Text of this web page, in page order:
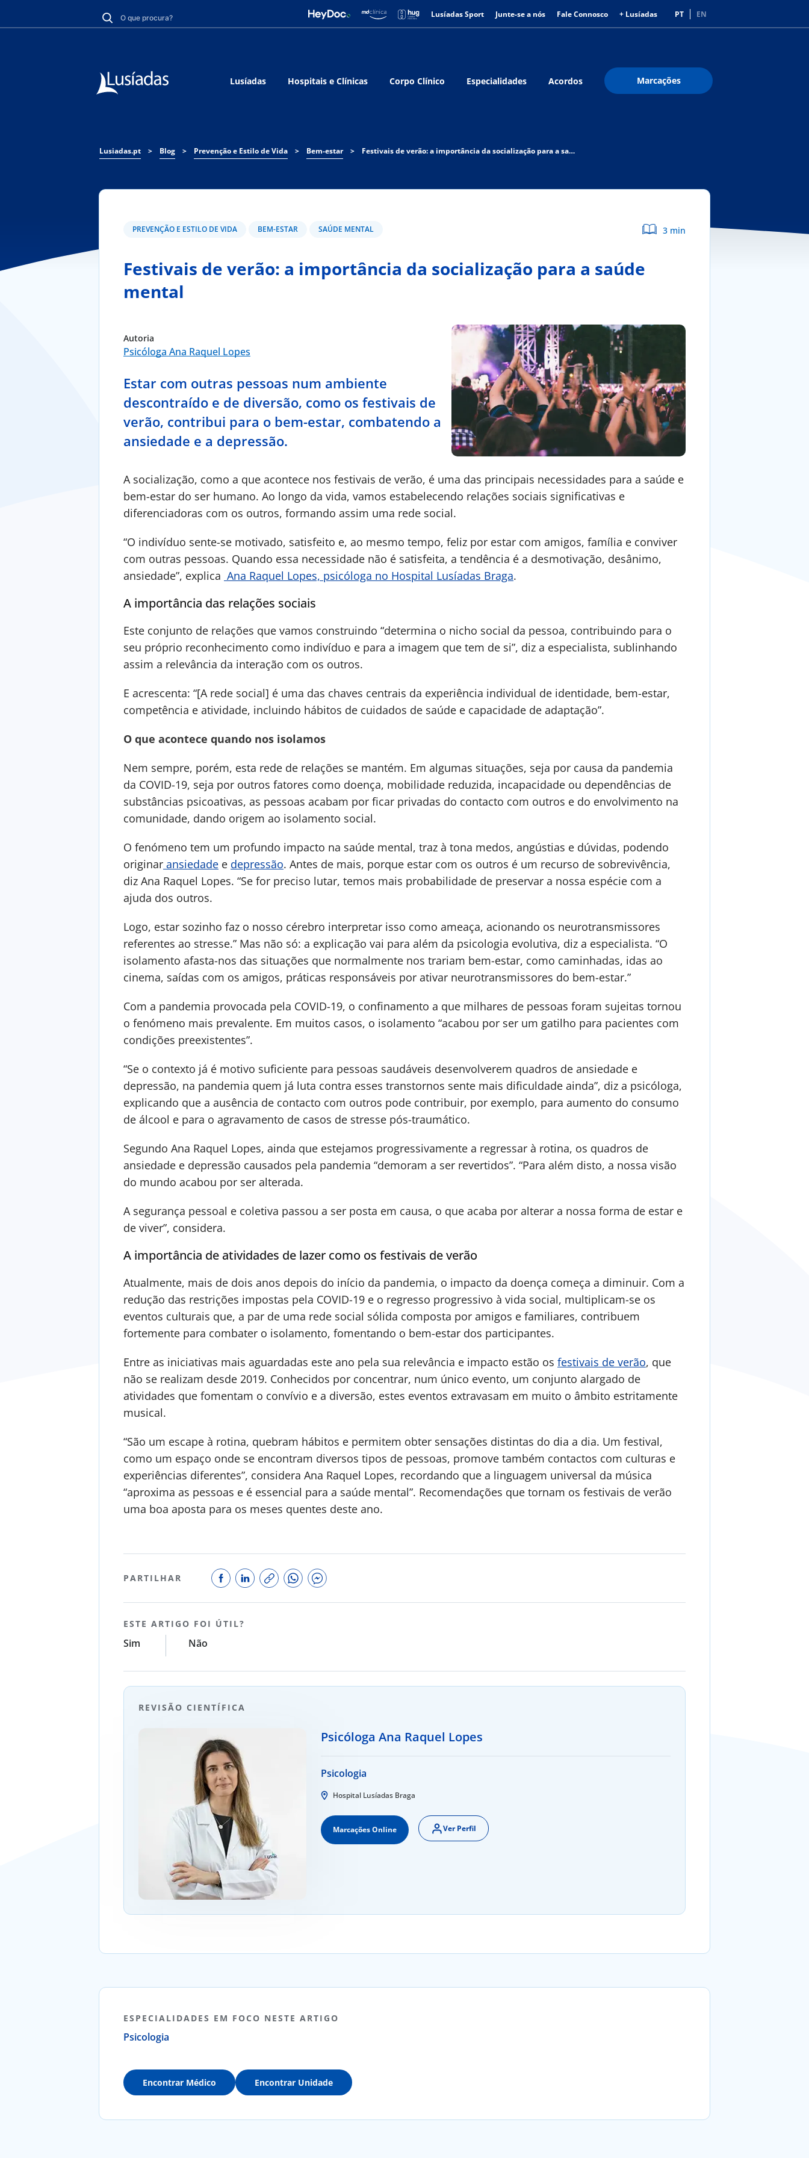
Lusíadas Sport Junte-se a nós Fale Connosco + Lusíadas PT EN
Lusíadas Hospitais e Clínicas Corpo Clínico Especialidades Acordos Marcações
Lusiadas.pt > Blog > Prevenção e Estilo de Vida > Bem-estar > Festivais de verão: a importância da socialização para a saúde mental
PREVENÇÃO E ESTILO DE VIDA BEM-ESTAR SAÚDE MENTAL 3 min
Festivais de verão: a importância da socialização para a saúde
mental
Autoria
Psicóloga Ana Raquel Lopes
Estar com outras pessoas num ambiente
descontraído e de diversão, como os festivais de
verão, contribui para o bem-estar, combatendo a
ansiedade e a depressão.
A socialização, como a que acontece nos festivais de verão, é uma das principais necessidades para a saúde e
bem-estar do ser humano. Ao longo da vida, vamos estabelecendo relações sociais significativas e
diferenciadoras com os outros, formando assim uma rede social.
“O indivíduo sente-se motivado, satisfeito e, ao mesmo tempo, feliz por estar com amigos, família e conviver
com outras pessoas. Quando essa necessidade não é satisfeita, a tendência é a desmotivação, desânimo,
ansiedade”, explica Ana Raquel Lopes, psicóloga no Hospital Lusíadas Braga.
A importância das relações sociais
Este conjunto de relações que vamos construindo “determina o nicho social da pessoa, contribuindo para o
seu próprio reconhecimento como indivíduo e para a imagem que tem de si”, diz a especialista, sublinhando
assim a relevância da interação com os outros.
E acrescenta: “[A rede social] é uma das chaves centrais da experiência individual de identidade, bem-estar,
competência e atividade, incluindo hábitos de cuidados de saúde e capacidade de adaptação”.
O que acontece quando nos isolamos
Nem sempre, porém, esta rede de relações se mantém. Em algumas situações, seja por causa da pandemia
da COVID-19, seja por outros fatores como doença, mobilidade reduzida, incapacidade ou dependências de
substâncias psicoativas, as pessoas acabam por ficar privadas do contacto com outros e do envolvimento na
comunidade, dando origem ao isolamento social.
O fenómeno tem um profundo impacto na saúde mental, traz à tona medos, angústias e dúvidas, podendo
originar ansiedade e depressão. Antes de mais, porque estar com os outros é um recurso de sobrevivência,
diz Ana Raquel Lopes. “Se for preciso lutar, temos mais probabilidade de preservar a nossa espécie com a
ajuda dos outros.
Logo, estar sozinho faz o nosso cérebro interpretar isso como ameaça, acionando os neurotransmissores
referentes ao stresse.” Mas não só: a explicação vai para além da psicologia evolutiva, diz a especialista. “O
isolamento afasta-nos das situações que normalmente nos trariam bem-estar, como caminhadas, idas ao
cinema, saídas com os amigos, práticas responsáveis por ativar neurotransmissores do bem-estar.”
Com a pandemia provocada pela COVID-19, o confinamento a que milhares de pessoas foram sujeitas tornou
o fenómeno mais prevalente. Em muitos casos, o isolamento “acabou por ser um gatilho para pacientes com
condições preexistentes”.
“Se o contexto já é motivo suficiente para pessoas saudáveis desenvolverem quadros de ansiedade e
depressão, na pandemia quem já luta contra esses transtornos sente mais dificuldade ainda”, diz a psicóloga,
explicando que a ausência de contacto com outros pode contribuir, por exemplo, para aumento do consumo
de álcool e para o agravamento de casos de stresse pós-traumático.
Segundo Ana Raquel Lopes, ainda que estejamos progressivamente a regressar à rotina, os quadros de
ansiedade e depressão causados pela pandemia “demoram a ser revertidos”. “Para além disto, a nossa visão
do mundo acabou por ser alterada.
A segurança pessoal e coletiva passou a ser posta em causa, o que acaba por alterar a nossa forma de estar e
de viver”, considera.
A importância de atividades de lazer como os festivais de verão
Atualmente, mais de dois anos depois do início da pandemia, o impacto da doença começa a diminuir. Com a
redução das restrições impostas pela COVID-19 e o regresso progressivo à vida social, multiplicam-se os
eventos culturais que, a par de uma rede social sólida composta por amigos e familiares, contribuem
fortemente para combater o isolamento, fomentando o bem-estar dos participantes.
Entre as iniciativas mais aguardadas este ano pela sua relevância e impacto estão os festivais de verão, que
não se realizam desde 2019. Conhecidos por concentrar, num único evento, um conjunto alargado de
atividades que fomentam o convívio e a diversão, estes eventos extravasam em muito o âmbito estritamente
musical.
“São um escape à rotina, quebram hábitos e permitem obter sensações distintas do dia a dia. Um festival,
como um espaço onde se encontram diversos tipos de pessoas, promove também contactos com culturas e
experiências diferentes”, considera Ana Raquel Lopes, recordando que a linguagem universal da música
“aproxima as pessoas e é essencial para a saúde mental”. Recomendações que tornam os festivais de verão
uma boa aposta para os meses quentes deste ano.
PARTILHAR
ESTE ARTIGO FOI ÚTIL?
Sim Não
REVISÃO CIENTÍFICA
Psicóloga Ana Raquel Lopes
Psicologia
Hospital Lusíadas Braga
Marcações Online Ver Perfil
ESPECIALIDADES EM FOCO NESTE ARTIGO
Psicologia
Encontrar Médico Encontrar Unidade